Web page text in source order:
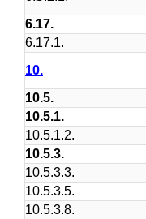
6.17.
6.17.1.
10.
10.5.
10.5.1.
10.5.1.2.
10.5.3.
10.5.3.3.
10.5.3.5.
10.5.3.8.